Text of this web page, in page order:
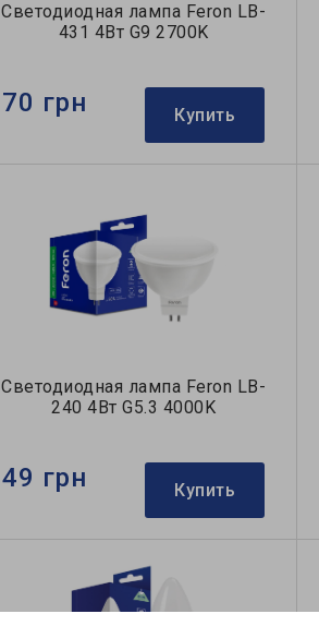
Светодиодная лампа Feron LB-
431 4Вт G9 2700K
70 грн Купить
Светодиодная лампа Feron LB-
240 4Вт G5.3 4000K
49 грн Купить